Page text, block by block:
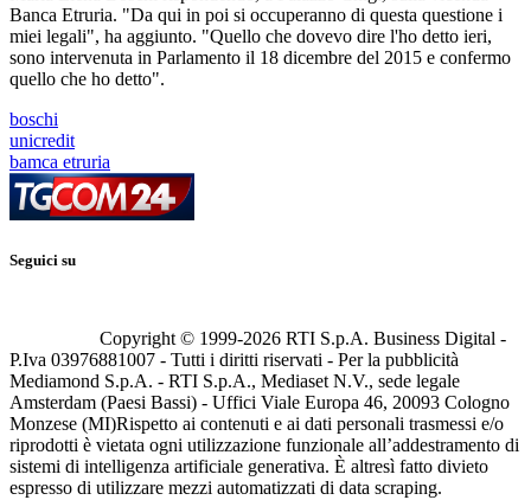
Banca Etruria. "Da qui in poi si occuperanno di questa questione i
miei legali", ha aggiunto. "Quello che dovevo dire l'ho detto ieri,
sono intervenuta in Parlamento il 18 dicembre del 2015 e confermo
quello che ho detto".
boschi
unicredit
bamca etruria
Seguici su
Copyright © 1999-2026 RTI S.p.A. Business Digital -
P.Iva 03976881007 - Tutti i diritti riservati - Per la pubblicità
Mediamond S.p.A. - RTI S.p.A., Mediaset N.V., sede legale
Amsterdam (Paesi Bassi) - Uffici Viale Europa 46, 20093 Cologno
Monzese (MI)Rispetto ai contenuti e ai dati personali trasmessi e/o
riprodotti è vietata ogni utilizzazione funzionale all’addestramento di
sistemi di intelligenza artificiale generativa. È altresì fatto divieto
espresso di utilizzare mezzi automatizzati di data scraping.